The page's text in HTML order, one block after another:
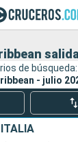
de búsqueda:
- julio